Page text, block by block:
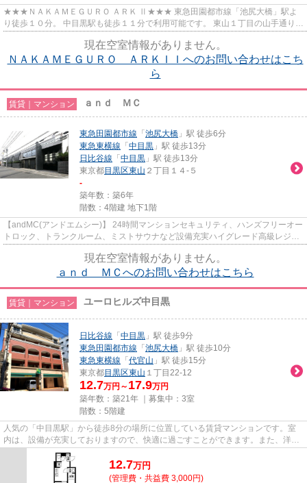
★★★ＮＡＫＡＭＥＧＵＲＯ ＡＲＫ Ⅱ★★★ 東急田園都市線「池尻大橋」駅よ
り徒歩１０分。 中目黒駅も徒歩１１分で利用可能です。 東山１丁目の山手通りか
現在空室情報がありません。
ＮＡＫＡＭＥＧＵＲＯ ＡＲＫＩＩへのお問い合わせはこち
ら
賃貸｜マンション ａｎｄ ＭＣ
東急田園都市線 「 池尻大橋 」駅 徒歩6分
東急東横線 「 中目黒 」駅 徒歩13分
日比谷線 「 中目黒 」駅 徒歩13分
東京都目黒区東山 ２丁目１４-５
-
築年数：築6年
階数：4階建 地下1階
【andMC(アンドエムシー)】 24時間マンションセキュリティ、ハンズフリーオー
トロック、トランクルーム、ミストサウナなど設備充実ハイグレード高級レジデ
現在空室情報がありません。
ａｎｄ ＭＣへのお問い合わせはこちら
賃貸｜マンション ユーロヒルズ中目黒
日比谷線 「 中目黒 」駅 徒歩9分
東急田園都市線 「 池尻大橋 」駅 徒歩10分
東急東横線 「 代官山 」駅 徒歩15分
東京都目黒区東山 １丁目22-12
12.7万円～ 17.9万円
築年数：築21年 ｜募集中： 3室
階数：5階建
人気の「中目黒駅」から徒歩8分の場所に位置している賃貸マンションです。室
内は、設備が充実しておりますので、快適に過ごすことができます。また、洋室
も9.8帖ございますので、広め...
12.7万円
(管理費・共益費 3,000円)